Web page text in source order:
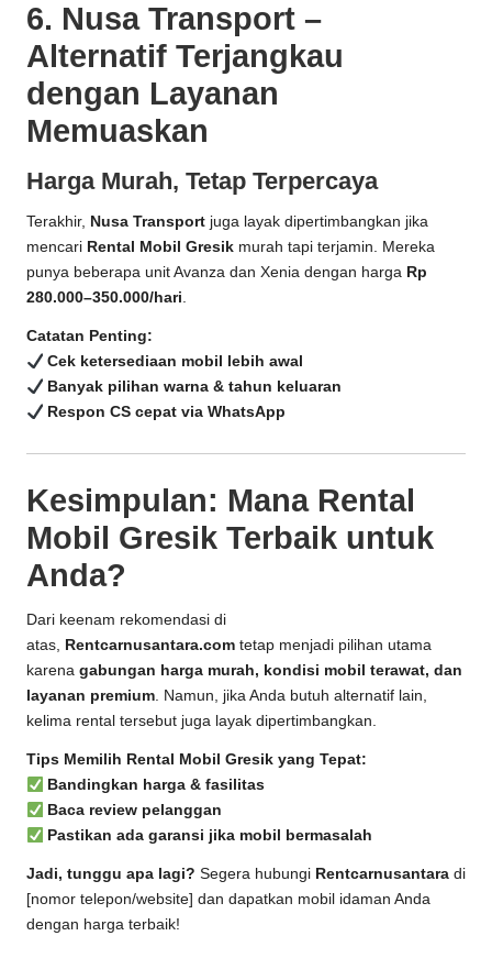
6. Nusa Transport –
Alternatif Terjangkau
dengan Layanan
Memuaskan
Harga Murah, Tetap Terpercaya
Terakhir, Nusa Transport juga layak dipertimbangkan jika
mencari Rental Mobil Gresik murah tapi terjamin. Mereka
punya beberapa unit Avanza dan Xenia dengan harga Rp
280.000–350.000/hari.
Catatan Penting:
Cek ketersediaan mobil lebih awal
Banyak pilihan warna & tahun keluaran
Respon CS cepat via WhatsApp
Kesimpulan: Mana Rental
Mobil Gresik Terbaik untuk
Anda?
Dari keenam rekomendasi di
atas, Rentcarnusantara.com tetap menjadi pilihan utama
karena gabungan harga murah, kondisi mobil terawat, dan
layanan premium. Namun, jika Anda butuh alternatif lain,
kelima rental tersebut juga layak dipertimbangkan.
Tips Memilih Rental Mobil Gresik yang Tepat:
Bandingkan harga & fasilitas
Baca review pelanggan
Pastikan ada garansi jika mobil bermasalah
Jadi, tunggu apa lagi? Segera hubungi Rentcarnusantara di
[nomor telepon/website] dan dapatkan mobil idaman Anda
dengan harga terbaik!